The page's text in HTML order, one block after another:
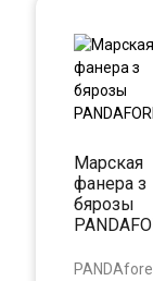
Марская
фанера з
бярозы